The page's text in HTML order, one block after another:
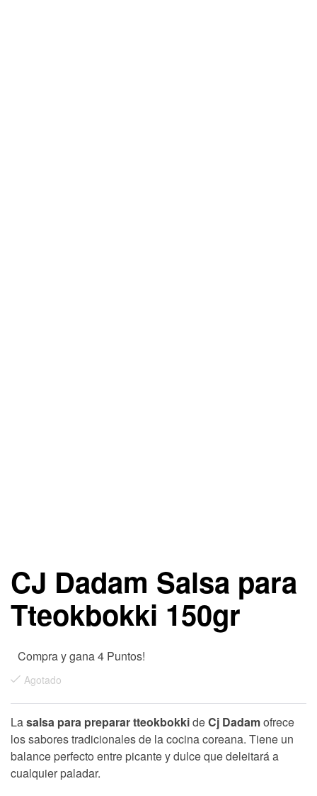
CJ Dadam Salsa para
Tteokbokki 150gr
Compra y gana 4 Puntos!
Agotado
Lasalsa para preparar tteokbokkideCj Dadamofrece
los sabores tradicionales de la cocina coreana. Tiene un
balance perfecto entre picante y dulce que deleitará a
cualquier paladar.